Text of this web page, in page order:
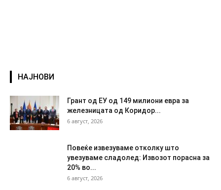
НАЈНОВИ
Грант од ЕУ од 149 милиони евра за
железницата од Коридор...
6 август, 2026
Повеќе извезуваме отколку што
увезуваме сладолед: Извозот порасна за
20% во...
6 август, 2026